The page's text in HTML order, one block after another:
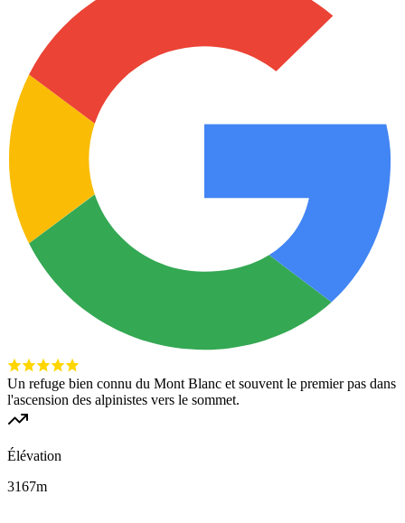
Un refuge bien connu du Mont Blanc et souvent le premier pas dans
l'ascension des alpinistes vers le sommet.
Élévation
3167m